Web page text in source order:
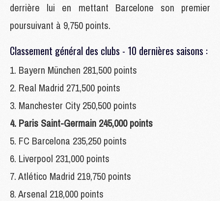
derrière lui en mettant Barcelone son premier
poursuivant à 9,750 points.
Classement général des clubs - 10 dernières saisons :
1. Bayern München 281,500 points
2. Real Madrid 271,500 points
3. Manchester City 250,500 points
4. Paris Saint-Germain 245,000 points
5. FC Barcelona 235,250 points
6. Liverpool 231,000 points
7. Atlético Madrid 219,750 points
8. Arsenal 218,000 points